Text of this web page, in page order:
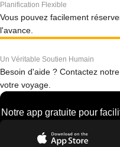
Planification Flexible
Vous pouvez facilement
l'avance.
Un Véritable Soutien Humain
Besoin d'aide ? Contactez
votre voyage.
Notre app gratuite pour